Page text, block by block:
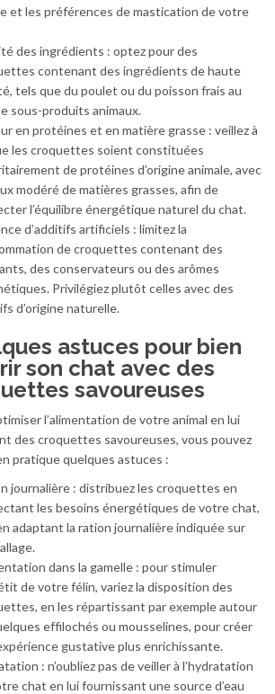
et les préférences de mastication de votre
des ingrédients : optez pour des
contenant des ingrédients de haute
tels que du poulet ou du poisson frais au
sous-produits animaux.
en protéines et en matière grasse : veillez à
les croquettes soient constituées
de protéines d’origine animale, avec
modéré de matières grasses, afin de
l’équilibre énergétique naturel du chat.
d’additifs artificiels : limitez la
de croquettes contenant des
des conservateurs ou des arômes
Privilégiez plutôt celles avec des
d’origine naturelle.
astuces pour bien
son chat avec des
savoureuses
l’alimentation de votre animal en lui
des croquettes savoureuses, vous pouvez
pratique quelques astuces :
journalière : distribuez les croquettes en
les besoins énergétiques de votre chat,
adaptant la ration journalière indiquée sur
dans la gamelle : pour stimuler
de votre félin, variez la disposition des
en les répartissant par exemple autour
effilochés ou mousselines, pour créer
gustative plus enrichissante.
: n’oubliez pas de veiller à l’hydratation
chat en lui fournissant une source d’eau